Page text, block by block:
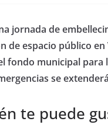
e
n
g
er
e
jornada de
de espacio público en
fondo municipal para
se
te puede